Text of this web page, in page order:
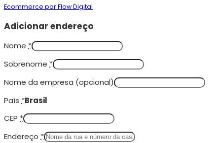
Ecommerce por Flow Digital
Adicionar endereço
Nome *
Sobrenome *
Nome da empresa (opcional)
País *Brasil
CEP *
Endereço *